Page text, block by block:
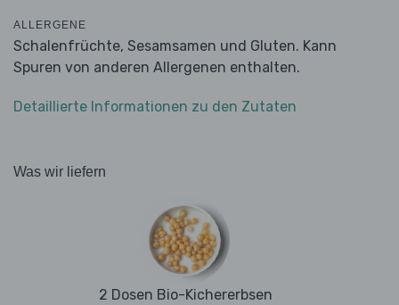
ALLERGENE
Schalenfrüchte, Sesamsamen und Gluten. Kann
Spuren von anderen Allergenen enthalten.
Detaillierte Informationen zu den Zutaten
Was wir liefern
2 Dosen Bio-Kichererbsen